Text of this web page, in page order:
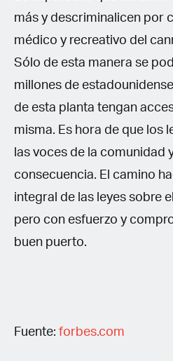
más y descriminalicen por
médico y recreativo del
Sólo de esta manera se
millones de
de esta planta tengan
misma. Es hora de que los
las voces de la comunidad
consecuencia. El camino
integral de las leyes sobre
pero con esfuerzo y
buen puerto.
Fuente: forbes.com